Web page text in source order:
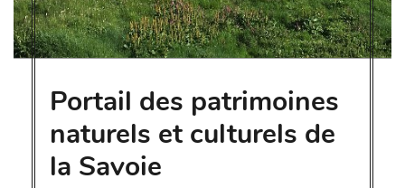
Portail des patrimoines
naturels et culturels de
la Savoie